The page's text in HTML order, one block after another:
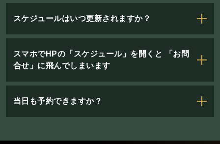
スケジュールはいつ更新されますか？
スマホでHPの「スケジュール」を開くと 「お問
合せ」に飛んでしまいます
当日も予約できますか？